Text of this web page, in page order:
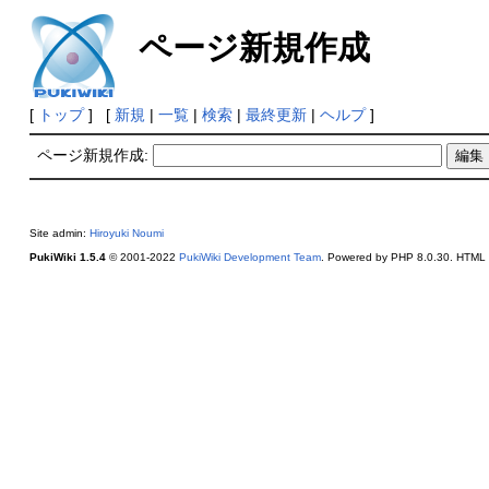
ページ新規作成
[ トップ] [ 新規 | 一覧| 検索| 最終更新| ヘルプ]
ページ新規作成:
Site admin: Hiroyuki Noumi
PukiWiki 1.5.4© 2001-2022 PukiWiki Development Team. Powered by PHP 8.0.30.